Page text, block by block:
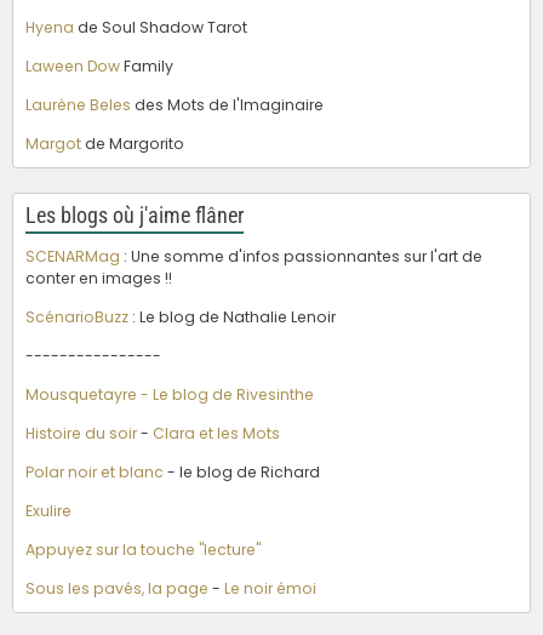
Hyena de Soul Shadow Tarot
Laween DowFamily
Laurène Beles des Mots de l'Imaginaire
Margotde Margorito
Les blogs où j'aime flâner
SCENARMag : Une somme d'infos passionnantes sur l'art de
conter en images !!
ScénarioBuzz : Le blog de Nathalie Lenoir
----------------
Mousquetayre - Le blog de Rivesinthe
Histoire du soir- Clara et les Mots
Polar noir et blanc - le blog de Richard
Exulire
Appuyez sur la touche "lecture"
Sous les pavés, la page - Le noir émoi